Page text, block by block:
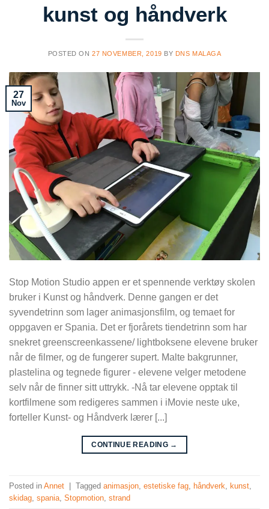
kunst og håndverk
POSTED ON27 NOVEMBER, 2019 BY DNS MALAGA
27
Nov
Stop Motion Studio appen er et spennende verktøy skolen
bruker i Kunst og håndverk. Denne gangen er det
syvendetrinn som lager animasjonsfilm, og temaet for
oppgaven er Spania. Det er fjorårets tiendetrinn som har
snekret greenscreenkassene/ lightboksene elevene bruker
når de filmer, og de fungerer supert. Malte bakgrunner,
plastelina og tegnede figurer - elevene velger metodene
selv når de finner sitt uttrykk. -Nå tar elevene opptak til
kortfilmene som redigeres sammen i iMovie neste uke,
forteller Kunst- og Håndverk lærer [...]
CONTINUE READING →
Posted in Annet | Tagged animasjon estetiske fag håndverk kunst
skidag spania Stopmotion strand